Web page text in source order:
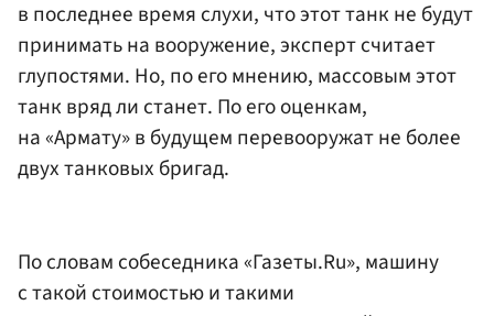
в последнее время слухи, что этот танк не будут
принимать на вооружение, эксперт считает
глупостями. Но, по его мнению, массовым этот
танк вряд ли станет. По его оценкам,
на «Армату» в будущем перевооружат не более
двух танковых бригад.
По словам собеседника «Газеты.Ru», машину
с такой стоимостью и такими